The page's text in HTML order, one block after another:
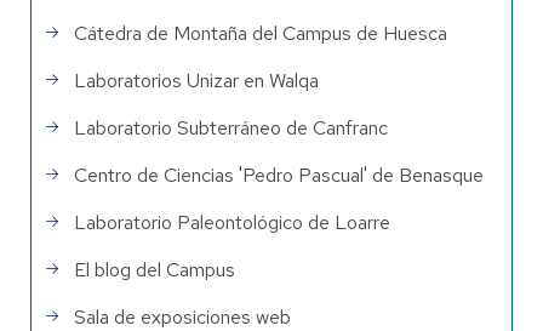
Cátedra de Montaña del Campus de Huesca
Laboratorios Unizar en Walqa
Laboratorio Subterráneo de Canfranc
Centro de Ciencias 'Pedro Pascual' de Benasque
Laboratorio Paleontológico de Loarre
El blog del Campus
Sala de exposiciones web